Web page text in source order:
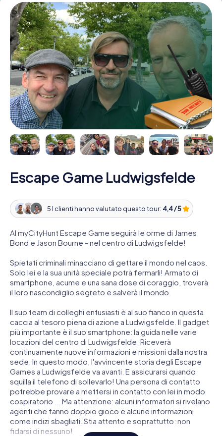
Escape Game Ludwigsfelde
5 I clienti hanno valutato questo tour: 4,4 / 5
Al myCityHunt Escape Game seguirà le orme di James
Bond e Jason Bourne - nel centro di Ludwigsfelde!
Spietati criminali minacciano di gettare il mondo nel caos.
Solo lei e la sua unità speciale potrà fermarli! Armato di
smartphone, acume e una sana dose di coraggio, troverà
il loro nascondiglio segreto e salverà il mondo.
Il suo team di colleghi entusiasti è al suo fianco in questa
caccia al tesoro piena di azione a Ludwigsfelde. Il gadget
più importante è il suo smartphone: la guida nelle varie
locazioni del centro di Ludwigsfelde. Riceverà
continuamente nuove informazioni e missioni dalla nostra
sede. In questo modo, l'avvincente storia degli Escape
Games a Ludwigsfelde va avanti. E assicurarsi quando
squilla il telefono di sollevarlo! Una persona di contatto
potrebbe provare a mettersi in contatto con lei in modo
cospiratorio ... Ma attenzione: alcuni informatori si rivelano
agenti che fanno doppio gioco e alcune informazioni
come indizi sbagliati. Stia attento e soprattutto: non
fidarsi di nessuno!